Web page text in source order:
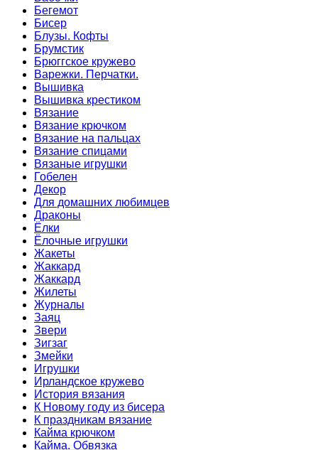
Бегемот
Бисер
Блузы. Кофты
Брумстик
Брюггское кружево
Варежки. Перчатки.
Вышивка
Вышивка крестиком
Вязание
Вязание крючком
Вязание на пальцах
Вязание спицами
Вязаные игрушки
Гобелен
Декор
Для домашних любимцев
Драконы
Ёлки
Ёлочные игрушки
Жакеты
Жаккард
Жаккард
Жилеты
Журналы
Заяц
Звери
Зигзаг
Змейки
Игрушки
Ирландское кружево
История вязания
К Новому году из бисера
К праздникам вязание
Кайма крючком
Кайма. Обвязка